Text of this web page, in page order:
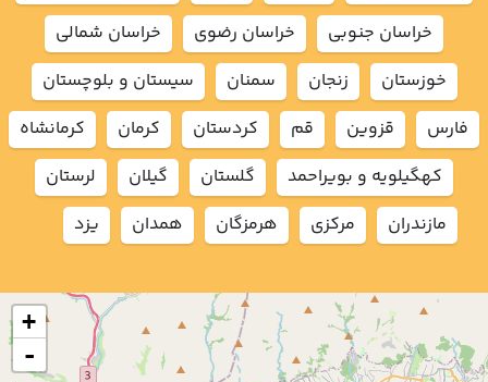
+
-
خراسان جنوبي
خراسان رضوي
خراسان شمالي
خوزستان
زنجان سمنان
سيستان و بلوچستان
فارس
قزوين قم كردستان كرمان
كرمانشاه
كهگيلويه و بويراحمد
گلستان گيلان
لرستان
مازندران
مركزي هرمزگان همدان يزد